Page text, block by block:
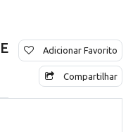
Adicionar Favorito
Compartilhar